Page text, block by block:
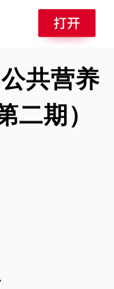
共营养
二期）